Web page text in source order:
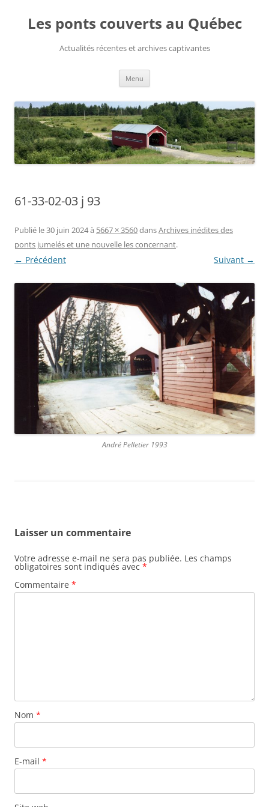
contenu
Les ponts couverts au Québec
Actualités récentes et archives captivantes
Menu
61-33-02-03 j 93
Publié le30 juin 2024à 5667 × 3560dansArchives inédites des
ponts jumelés et une nouvelle les concernant.
← Précédent Suivant →
André Pelletier 1993
Laisser un commentaire
Votre adresse e-mail ne sera pas publiée. Les champs
obligatoires sont indiqués avec *
Commentaire *
Nom *
E-mail *